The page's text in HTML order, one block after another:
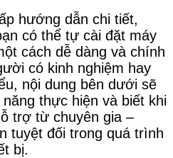
hướng dẫn chi tiết,
có thể tự cài đặt máy
cách dễ dàng và chính
có kinh nghiệm hay
nội dung bên dưới sẽ
thực hiện và biết khi
trợ từ chuyên gia –
tuyệt đối trong quá trình
bị.